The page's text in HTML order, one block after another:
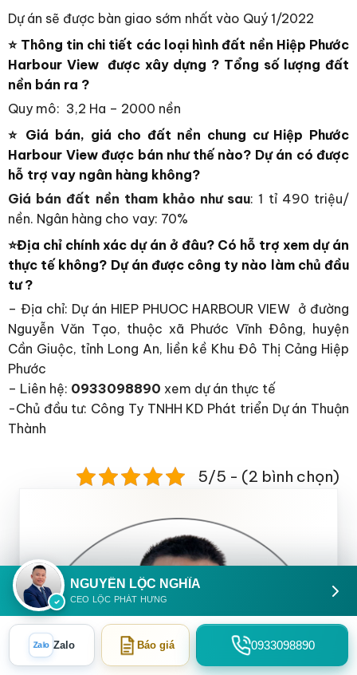
Dự án sẽ được bàn giao sớm nhất vào Quý 1/2022
⭐ Thông tin chi tiết các loại hình đất nền Hiệp Phước
Harbour View được xây dựng ? Tổng số lượng đất
nền bán ra ?
Quy mô: 3,2 Ha – 2000 nền
⭐ Giá bán, giá cho đất nền chung cư Hiệp Phước
Harbour View được bán như thế nào? Dự án có được
hỗ trợ vay ngân hàng không?
Giá bán đất nền tham khảo như sau: 1 tỉ 490 triệu/
nền. Ngân hàng cho vay: 70%
⭐Địa chỉ chính xác dự án ở đâu? Có hỗ trợ xem dự án
thực tế không? Dự án được công ty nào làm chủ đầu
tư ?
– Địa chỉ: Dự án HIEP PHUOC HARBOUR VIEW ở đường
Nguyễn Văn Tạo, thuộc xã Phước Vĩnh Đông, huyện
Cần Giuộc, tỉnh Long An, liền kề Khu Đô Thị Cảng Hiệp
Phước
– Liên hệ: 0933098890 xem dự án thực tế
-Chủ đầu tư: Công Ty TNHH KD Phát triển Dự án Thuận
Thành
5/5 - (2 bình chọn)
NGUYỄN LỘC NGHĨA
CEO LỘC PHÁT HƯNG
Zalo Zalo Báo giá 0933098890